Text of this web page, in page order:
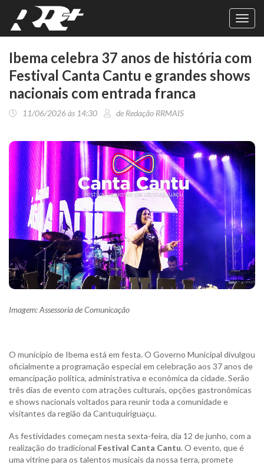
Ibema celebra 37 anos de história com
Festival Canta Cantu e grandes shows
nacionais com entrada franca
11/06/2026 às 14:30 de Redação RRMAIS
Imagem: Assessoria de Comunicação
O município de Ibema está em festa. O Governo Municipal divulgou
oficialmente a programação especial em celebração aos 37 anos de
emancipação política, administrativa e econômica da cidade. Serão
três dias de evento com atrações culturais, opções gastronômicas
e shows nacionais voltados para reunir toda a comunidade e
visitantes da região da Cantuquiriguaçu.
As festividades começam nesta sexta-feira, dia 12 de junho, com a
realização do tradicional Festival Canta Cantu. O evento, que é
uma vitrine para os talentos musicais da nossa terra, promete